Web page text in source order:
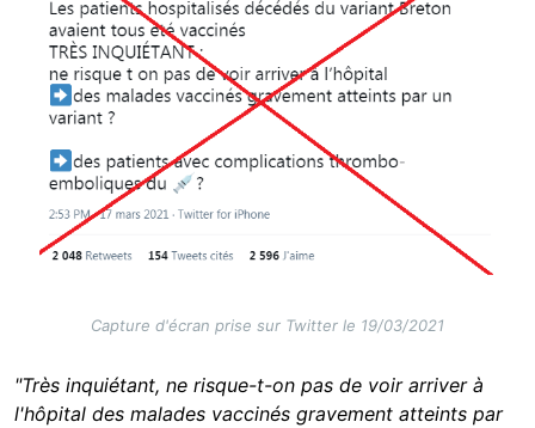
Capture d'écran prise sur Twitter le 19/03/2021
"Très inquiétant, ne risque-t-on pas de voir arriver à
l'hôpital des malades vaccinés gravement atteints par